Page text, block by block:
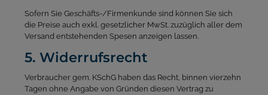
Sofern Sie Geschäfts-/Firmenkunde sind können Sie sich
die Preise auch exkl. gesetzlicher MwSt. zuzüglich aller dem
Versand entstehenden Spesen anzeigen lassen.
5. Widerrufsrecht
Verbraucher gem. KSchG haben das Recht, binnen vierzehn
Tagen ohne Angabe von Gründen diesen Vertrag zu